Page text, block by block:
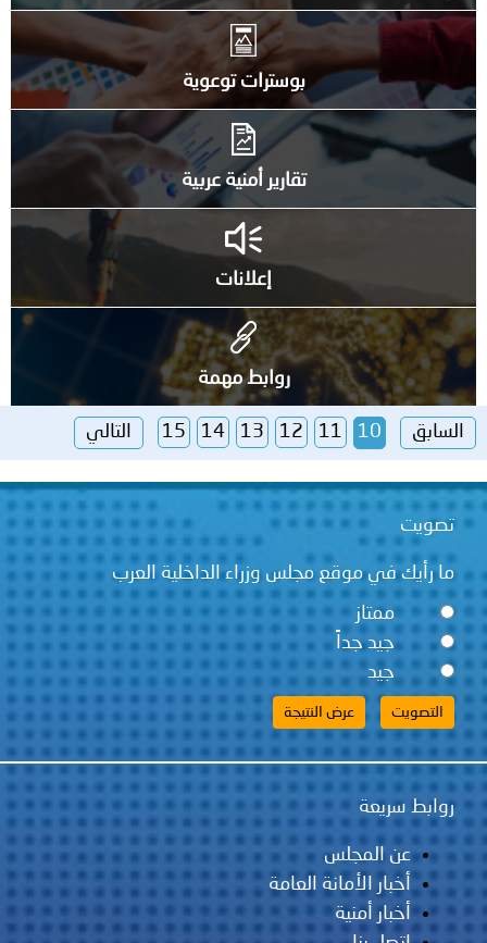
بوسترات توعوية
تقارير أمنية عربية
إعلانات
روابط مهمة
السابق 10
11
12
13
14
15 التالي
تصويت
ما رأيك في موقع مجلس وزراء الداخلية العرب
ممتاز
جيد جداً
جيد
روابط سريعة
عن المجلس
أخبار الأمانة العامة
أخبار أمنية